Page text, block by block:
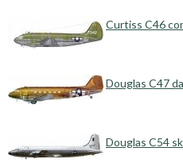
Curtiss C46
Douglas C47
Douglas C54